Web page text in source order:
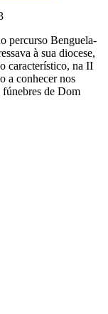
percurso Benguela-
à sua diocese,
característico, na II
a conhecer nos
fúnebres de Dom